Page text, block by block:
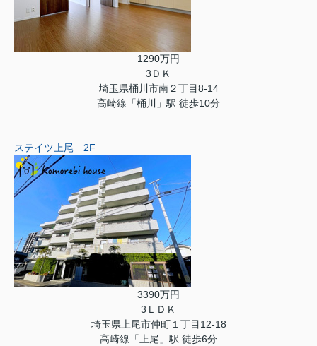
1290万円
3ＤＫ
埼玉県桶川市南２丁目8-14
高崎線「桶川」駅 徒歩10分
ステイツ上尾 2F
3390万円
3ＬＤＫ
埼玉県上尾市仲町１丁目12-18
高崎線「上尾」駅 徒歩6分